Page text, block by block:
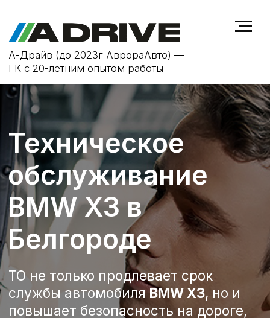
А-Драйв (до 2023г АврораАвто) —
Техническое
обслуживание
BMW X3 в
Белгороде
ТО не только продлевает срок
службы автомобиляBMW X3, но и
повышает безопасность на дороге,
устраняя возможные
неисправности на ранней стадии.
Записаться на сервис